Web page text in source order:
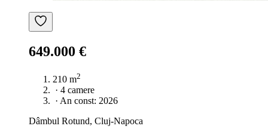
649.000 €
210 m2
· 4 camere
· An const: 2026
Dâmbul Rotund, Cluj-Napoca